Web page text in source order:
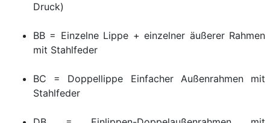
Druck)
BB = Einzelne Lippe + einzelner äußerer Rahmen
mit Stahlfeder
BC = Doppellippe Einfacher Außenrahmen mit
Stahlfeder